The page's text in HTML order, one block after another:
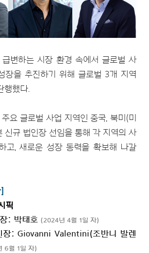
급변하는 시장 환경 속에서 글로벌 사
장을 추진하기 위해 글로벌 3개 지역
행했다.
요 글로벌 사업 지역인 중국, 북미(미
신규 법인장 선임을 통해 각 지역의 사
고, 새로운 성장 동력을 확보해 나갈
픽
: 박태호 (2024년 4월 1일 자)
: Giovanni Valentini(조반니 발렌
6월 1일 자)